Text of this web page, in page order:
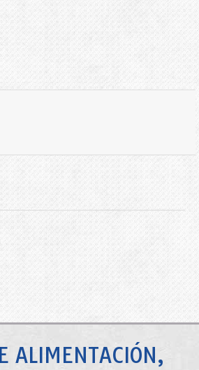
ALIMENTACIÓN,